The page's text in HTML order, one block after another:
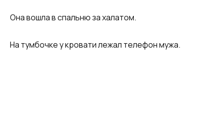
Она вошла в спальню за халатом.
На тумбочке у кровати лежал телефон мужа.